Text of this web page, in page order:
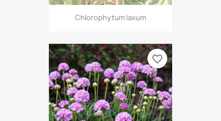
Chlorophytum laxum
favorite_border